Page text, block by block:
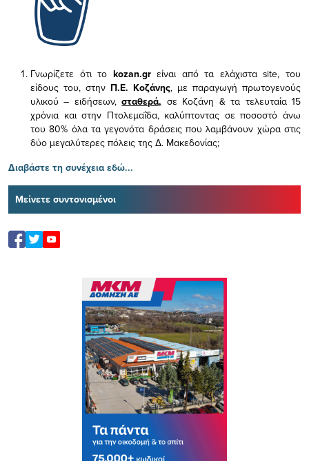
Γνωρίζετε ότι το kozan.gr είναι από τα ελάχισταsite, του
είδους του, στην Π.Ε. Κοζάνης, με παραγωγή πρωτογενούς
υλικού – ειδήσεων,σταθερά, σε Κοζάνη & τα τελευταία 15
χρόνια και στην Πτολεμαΐδα, καλύπτοντας σε ποσοστό άνω
του 80% όλα τα γεγονότα δράσεις που λαμβάνουν χώρα στις
δύο μεγαλύτερες πόλεις της Δ. Μακεδονίας;
Διαβάστε τη συνέχεια εδώ...
Μείνετε συντονισμένοι